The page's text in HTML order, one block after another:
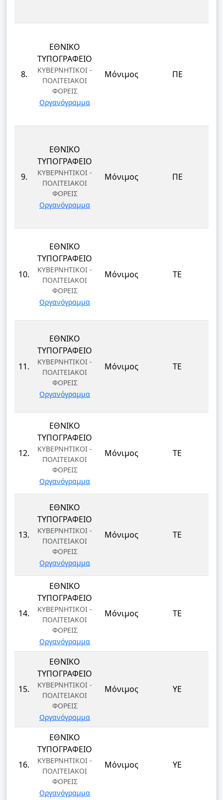
8.
ΕΘΝΙΚΟ
ΤΥΠΟΓΡΑΦΕΙΟ
ΚΥΒΕΡΝΗΤΙΚΟΙ -
ΠΟΛΙΤΕΙΑΚΟΙ
ΦΟΡΕΙΣ
Οργανόγραμμα
Μόνιμος ΠΕ
9.
ΕΘΝΙΚΟ
ΤΥΠΟΓΡΑΦΕΙΟ
ΚΥΒΕΡΝΗΤΙΚΟΙ -
ΠΟΛΙΤΕΙΑΚΟΙ
ΦΟΡΕΙΣ
Οργανόγραμμα
Μόνιμος ΠΕ
10.
ΕΘΝΙΚΟ
ΤΥΠΟΓΡΑΦΕΙΟ
ΚΥΒΕΡΝΗΤΙΚΟΙ -
ΠΟΛΙΤΕΙΑΚΟΙ
ΦΟΡΕΙΣ
Οργανόγραμμα
Μόνιμος ΤΕ
11.
ΕΘΝΙΚΟ
ΤΥΠΟΓΡΑΦΕΙΟ
ΚΥΒΕΡΝΗΤΙΚΟΙ -
ΠΟΛΙΤΕΙΑΚΟΙ
ΦΟΡΕΙΣ
Οργανόγραμμα
Μόνιμος ΤΕ
12.
ΕΘΝΙΚΟ
ΤΥΠΟΓΡΑΦΕΙΟ
ΚΥΒΕΡΝΗΤΙΚΟΙ -
ΠΟΛΙΤΕΙΑΚΟΙ
ΦΟΡΕΙΣ
Οργανόγραμμα
Μόνιμος ΤΕ
13.
ΕΘΝΙΚΟ
ΤΥΠΟΓΡΑΦΕΙΟ
ΚΥΒΕΡΝΗΤΙΚΟΙ -
ΠΟΛΙΤΕΙΑΚΟΙ
ΦΟΡΕΙΣ
Οργανόγραμμα
Μόνιμος ΤΕ
14.
ΕΘΝΙΚΟ
ΤΥΠΟΓΡΑΦΕΙΟ
ΚΥΒΕΡΝΗΤΙΚΟΙ -
ΠΟΛΙΤΕΙΑΚΟΙ
ΦΟΡΕΙΣ
Οργανόγραμμα
Μόνιμος ΤΕ
15.
ΕΘΝΙΚΟ
ΤΥΠΟΓΡΑΦΕΙΟ
ΚΥΒΕΡΝΗΤΙΚΟΙ -
ΠΟΛΙΤΕΙΑΚΟΙ
ΦΟΡΕΙΣ
Οργανόγραμμα
Μόνιμος ΥΕ
16.
ΕΘΝΙΚΟ
ΤΥΠΟΓΡΑΦΕΙΟ
ΚΥΒΕΡΝΗΤΙΚΟΙ -
ΠΟΛΙΤΕΙΑΚΟΙ
ΦΟΡΕΙΣ
Οργανόγραμμα
Μόνιμος ΥΕ